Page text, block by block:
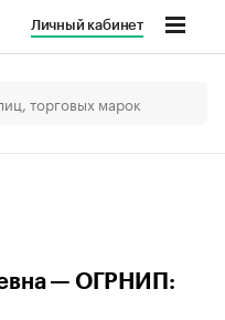
Личный кабинет
— ОГРНИП: